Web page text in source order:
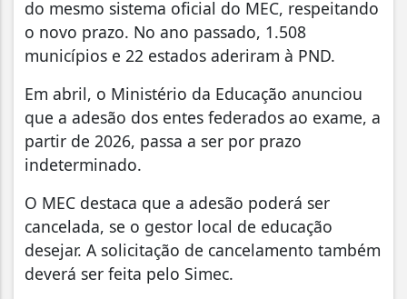
do mesmo sistema oficial do MEC, respeitando
o novo prazo. No ano passado, 1.508
municípios e 22 estados aderiram à PND.
Em abril, o Ministério da Educação anunciou
que a adesão dos entes federados ao exame, a
partir de 2026, passa a ser por prazo
indeterminado.
O MEC destaca que a adesão poderá ser
cancelada, se o gestor local de educação
desejar. A solicitação de cancelamento também
deverá ser feita pelo Simec.